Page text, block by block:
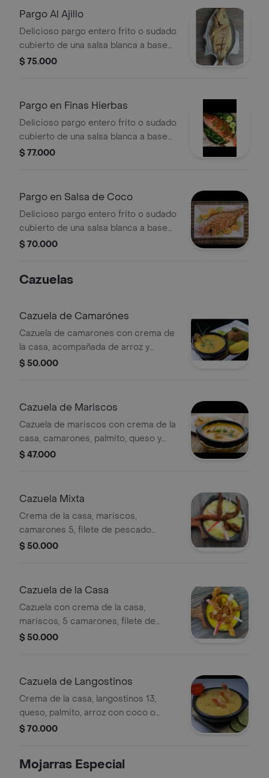
Pargo Al Ajillo
Delicioso pargo entero frito o sudado
cubierto de una salsa blanca a base
de ajo, acompañado de arroz blanco
$ 75.000
Pargo en Finas Hierbas
Delicioso pargo entero frito o sudado
cubierto de una salsa blanca a base
de bechamel y finas hierbas,
sancocho de pescado.
$ 77.000
Pargo en Salsa de Coco
Delicioso pargo entero frito o sudado
cubierto de una salsa blanca a base
de coco, acompañado de arroz
$ 70.000
Cazuelas
Cazuela de Camarónes
Cazuela de camarones con crema de
la casa, acompañada de arroz y
patacones.
$ 50.000
Cazuela de Mariscos
Cazuela de mariscos con crema de la
casa, camarones, palmito, queso y
patacones. Acompañada de arroz con
$ 47.000
Cazuela Mixta
Crema de la casa, mariscos,
camarones 5, filete de pescado
apanado, queso, palmito, arroz con
$ 50.000
Cazuela de la Casa
Cazuela con crema de la casa,
mariscos, 5 camarones, filete de
pescado apanado, aritos de cebolla
$ 50.000
Cazuela de Langostinos
Crema de la casa, langostinos 13,
queso, palmito, arroz con coco o
blanco y patacón
$ 70.000
Mojarras Especial